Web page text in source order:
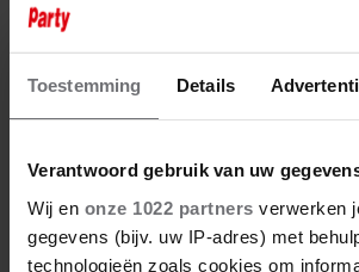
Toestemming Details
Verantwoord gebruik van uw
Wij en onze 1022 partners verwerken
gegevens (bijv. uw IP-adres) met
technologieën zoals cookies om